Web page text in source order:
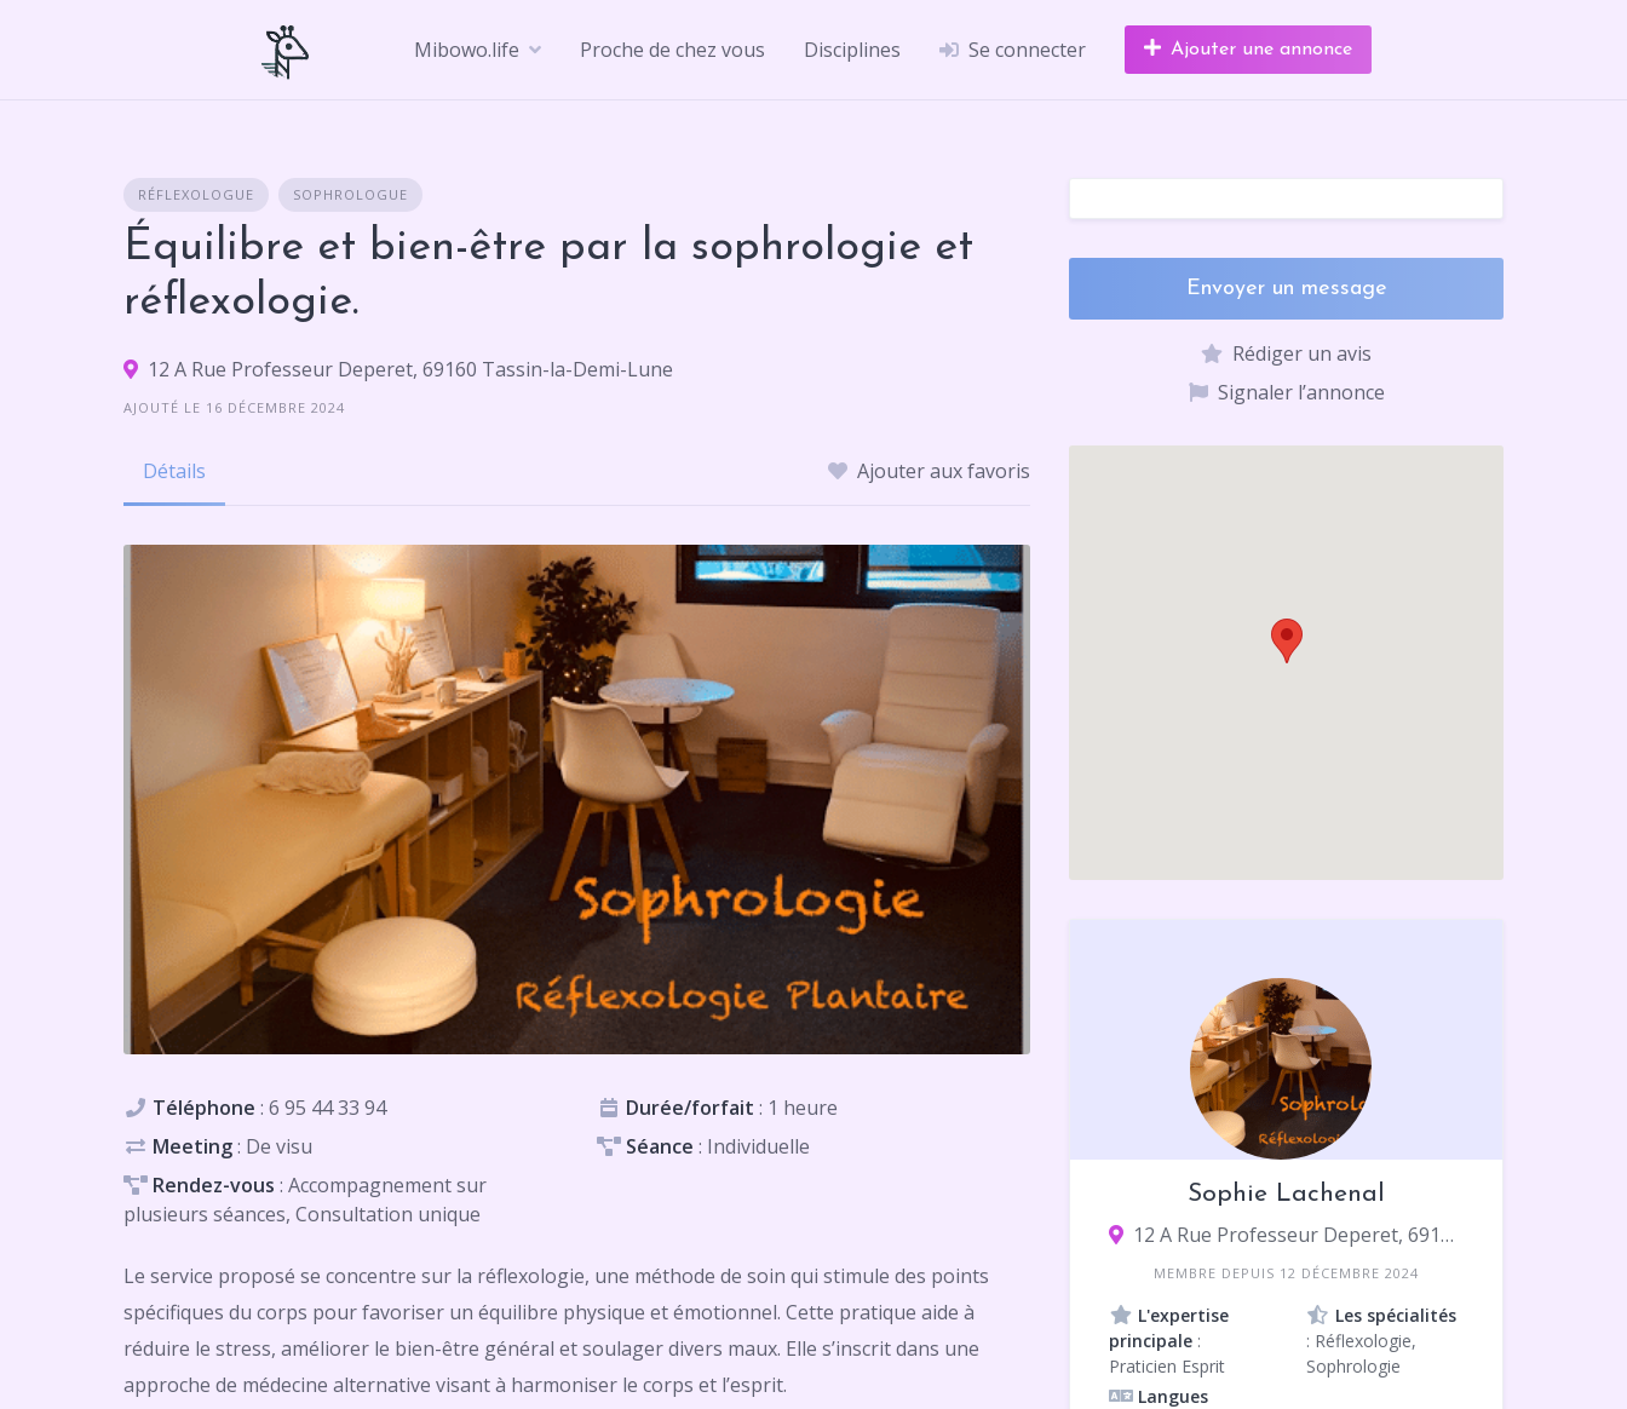
Mibowo.life Proche de chez vous Disciplines Se connecter Ajouter une annonce
RÉFLEXOLOGUE SOPHROLOGUE
Équilibre et bien-être par la sophrologie et
réflexologie.
12 A Rue Professeur Deperet, 69160 Tassin-la-Demi-Lune
AJOUTÉ LE 16 DÉCEMBRE 2024
Détails Ajouter aux favoris
Téléphone : 6 95 44 33 94 Durée/forfait : 1 heure
Meeting: De visu Séance : Individuelle
Rendez-vous : Accompagnement sur
plusieurs séances, Consultation unique
Le service proposé se concentre sur la réflexologie, une méthode de soin qui stimule des points
spécifiques du corps pour favoriser un équilibre physique et émotionnel. Cette pratique aide à
réduire le stress, améliorer le bien-être général et soulager divers maux. Elle s’inscrit dans une
approche de médecine alternative visant à harmoniser le corps et l’esprit.
Envoyer un message
Rédiger un avis
Signaler l’annonce
Sophie Lachenal
12 A Rue Professeur Deperet, 69160 Tassin-la-Demi-Lune
MEMBRE DEPUIS 12 DÉCEMBRE 2024
L'expertise
principale :
Praticien Esprit
Les spécialités
: Réflexologie,
Sophrologie
Langues